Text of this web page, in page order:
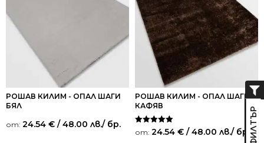
РОШАВ КИЛИМ - ОПАЛ ШАГИ
БЯЛ
от: 24.54 € / 48.00 лв./ бр.
РОШАВ КИЛИМ - ОПАЛ ШАГИ
КАФЯВ
Оценено на
5.00
от: 24.54 € / 48.00 лв./ бр.